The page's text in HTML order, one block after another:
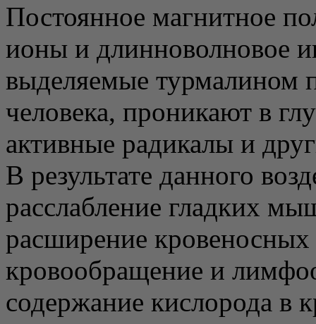
Постоянное магнитное
ионы и длинноволновое
выделяемые турмалином
человека, проникают в
активные радикалы и
В результате данного
расслабление гладких
расширение кровеносных
кровообращение и
содержание кислорода в